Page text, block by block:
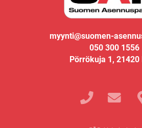
myynti@suomen-
050 300 1556
Pörrökuja 1, 21420